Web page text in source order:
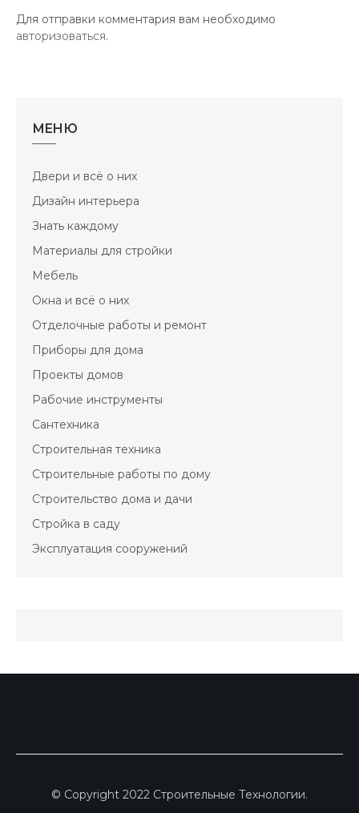
Для отправки комментария вам необходимо
авторизоваться.
МЕНЮ
Двери и всё о них
Дизайн интерьера
Знать каждому
Материалы для стройки
Мебель
Окна и всё о них
Отделочные работы и ремонт
Приборы для дома
Проекты домов
Рабочие инструменты
Сантехника
Строительная техника
Строительные работы по дому
Строительство дома и дачи
Стройка в саду
Эксплуатация сооружений
© Copyright 2022 Строительные Технологии.